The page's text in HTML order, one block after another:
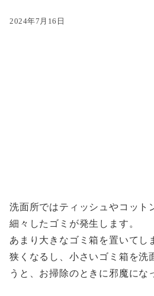
2024年7月16日
洗面所ではティッシュやコット
細々したゴミが発生します。
あまり大きなゴミ箱を置いてし
狭くなるし、小さいゴミ箱を洗
うと、お掃除のときに邪魔にな